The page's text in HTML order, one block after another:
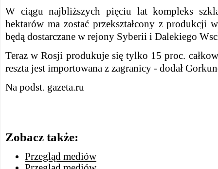
W ciągu najbliższych pięciu lat kompleks
hektarów ma zostać przekształcony z produkcji
będą dostarczane w rejony Syberii i Dalekiego
Teraz w Rosji produkuje się tylko 15 proc.
reszta jest importowana z zagranicy - dodał
Na podst. gazeta.ru
Zobacz także:
Przegląd mediów